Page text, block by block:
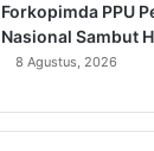
Forkopimda PPU
Nasional Sambut
8 Agustus, 2026